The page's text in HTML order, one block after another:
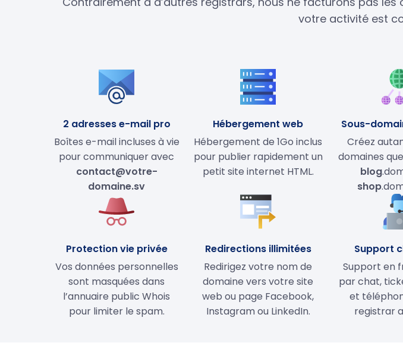
votre activité est
2 adresses e-mail pro
Boîtes e-mail incluses à vie
pour communiquer avec
contact@votre-
domaine.sv
Hébergement web
Hébergement de 1Go inclus
pour publier rapidement un
petit site internet HTML.
Sous-
Créez
domaines
blog
shop
Protection vie privée
Vos données personnelles
sont masquées dans
l’annuaire public Whois
pour limiter le spam.
Redirections illimitées
Redirigez votre nom de
domaine vers votre site
web ou page Facebook,
Instagram ou LinkedIn.
Support
Support en
par chat,
et
registrar